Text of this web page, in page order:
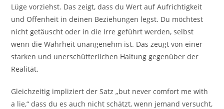
Lüge vorziehst. Das zeigt, dass du Wert auf Aufrichtigkeit
und Offenheit in deinen Beziehungen legst. Du möchtest
nicht getäuscht oder in die Irre geführt werden, selbst
wenn die Wahrheit unangenehm ist. Das zeugt von einer
starken und unerschütterlichen Haltung gegenüber der
Realität.
Gleichzeitig impliziert der Satz „but never comfort me with
a lie,“ dass du es auch nicht schätzt, wenn jemand versucht,